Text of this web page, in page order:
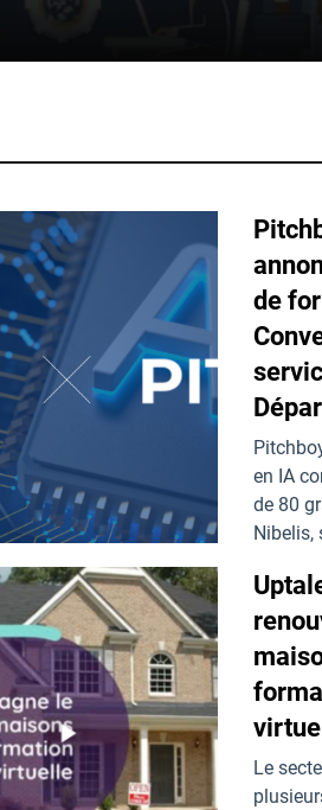
de
en IA
de 80
avr
Le